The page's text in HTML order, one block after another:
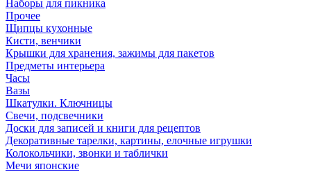
Наборы для пикника
Прочее
Щипцы кухонные
Кисти, венчики
Крышки для хранения, зажимы для пакетов
Предметы интерьера
Часы
Вазы
Шкатулки. Ключницы
Свечи, подсвечники
Доски для записей и книги для рецептов
Декоративные тарелки, картины, елочные игрушки
Колокольчики, звонки и таблички
Мечи японские